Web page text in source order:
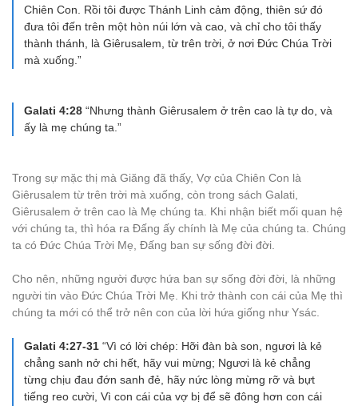
Chiên Con. Rồi tôi được Thánh Linh cảm động, thiên sứ đó
đưa tôi đến trên một hòn núi lớn và cao, và chỉ cho tôi thấy
thành thánh, là Giêrusalem, từ trên trời, ở nơi Ðức Chúa Trời
mà xuống.”
Galati 4:28 “Nhưng thành Giêrusalem ở trên cao là tự do, và
ấy là mẹ chúng ta.”
Trong sự mặc thị mà Giăng đã thấy, Vợ của Chiên Con là
Giêrusalem từ trên trời mà xuống, còn trong sách Galati,
Giêrusalem ở trên cao là Mẹ chúng ta. Khi nhận biết mối quan hệ
với chúng ta, thì hóa ra Đấng ấy chính là Mẹ của chúng ta. Chúng
ta có Đức Chúa Trời Mẹ, Đấng ban sự sống đời đời.
Cho nên, những người được hứa ban sự sống đời đời, là những
người tin vào Đức Chúa Trời Mẹ. Khi trở thành con cái của Mẹ thì
chúng ta mới có thể trở nên con của lời hứa giống như Ysác.
Galati 4:27-31 “Vì có lời chép: Hỡi đàn bà son, ngươi là kẻ
chẳng sanh nở chi hết, hãy vui mừng; Ngươi là kẻ chẳng
từng chịu đau đớn sanh đẻ, hãy nức lòng mừng rỡ và bựt
tiếng reo cười, Vì con cái của vợ bị để sẽ đông hơn con cái